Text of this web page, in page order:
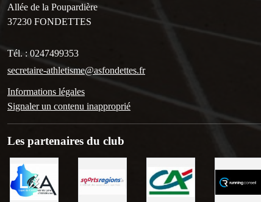
Allée de la Poupardière
37230 FONDETTES
Tél. : 0247499353
secretaire-athletisme@asfondettes.fr
Informations légales
Signaler un contenu inapproprié
Les partenaires du club